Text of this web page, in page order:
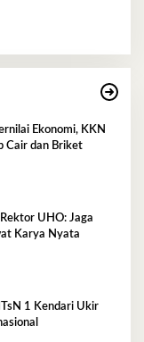
Ekonomi, KKN
Cair dan Briket
UHO: Jaga
Karya Nyata
1 Kendari Ukir